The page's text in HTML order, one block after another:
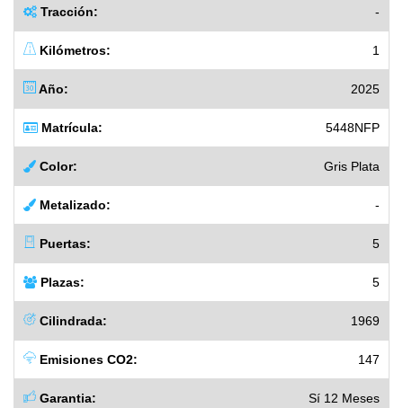
Tracción: -
Kilómetros: 1
Año: 2025
Matrícula: 5448NFP
Color: Gris Plata
Metalizado: -
Puertas: 5
Plazas: 5
Cilindrada: 1969
Emisiones CO2: 147
Garantia: Sí 12 Meses